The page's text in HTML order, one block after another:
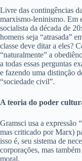
Livre das contingências
marxismo-leninismo. Em
socialista da década de
homens seja “atrasada”
classe deve ditar a eles?
“naturalmente” a
a todas essas perguntas
e fazendo uma distinção
“sociedade civil”.
A teoria do poder
Gramsci usa a expressão
mas criticado por Marx)
isso é, seu sistema de
corporações, mas
moral.